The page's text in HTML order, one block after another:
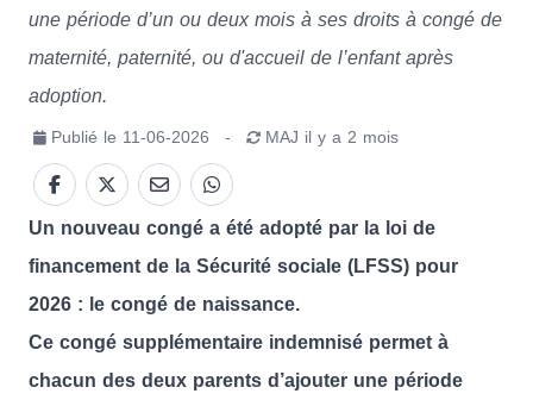
une période d’un ou deux mois à ses droits à congé de
maternité, paternité, ou d'accueil de l’enfant après
adoption.
Publié le 11-06-2026 - MAJ il y a 2 mois
Un nouveau congé a été adopté par la loi de
financement de la Sécurité sociale (LFSS) pour
2026 : le congé de naissance.
Ce congé supplémentaire indemnisé permet à
chacun des deux parents d’ajouter une période